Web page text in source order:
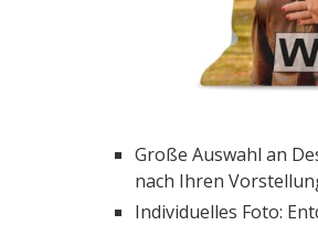
Große Auswahl an
nach Ihren
Individuelles Foto: